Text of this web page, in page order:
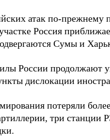
атак по-прежнему
Россия
Сумы и
России продолжают
дислокации
потеряли
три станции